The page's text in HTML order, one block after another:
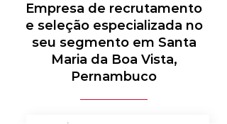
Empresa de recrutamento
e seleção especializada no
seu segmento em Santa
Maria da Boa Vista,
Pernambuco